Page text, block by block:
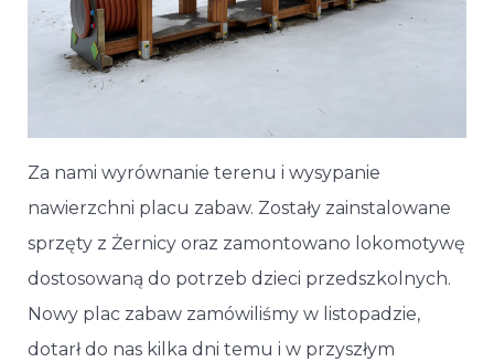
Za nami wyrównanie terenu i wysypanie
nawierzchni placu zabaw. Zostały zainstalowane
sprzęty z Żernicy oraz zamontowano lokomotywę
dostosowaną do potrzeb dzieci przedszkolnych.
Nowy plac zabaw zamówiliśmy w listopadzie,
dotarł do nas kilka dni temu i w przyszłym